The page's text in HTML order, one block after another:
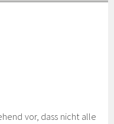
vor, dass nicht alle